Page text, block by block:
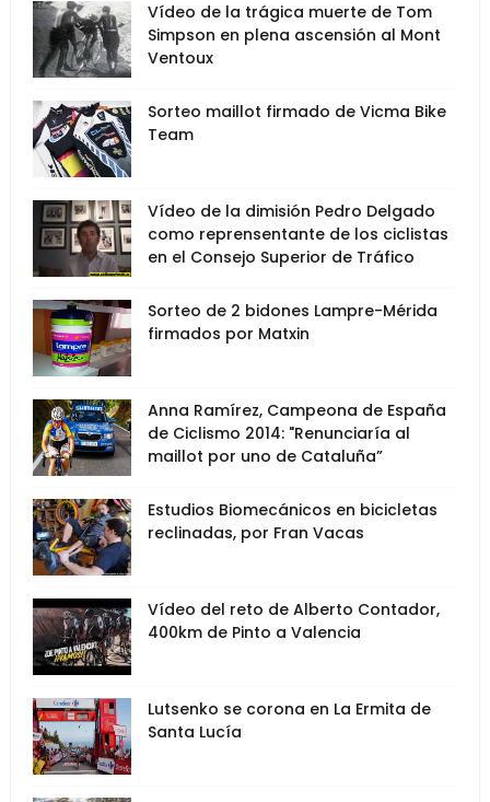
Vídeo de la trágica muerte de Tom
Simpson en plena ascensión al Mont
Ventoux
Sorteo maillot firmado de Vicma Bike
Team
Vídeo de la dimisión Pedro Delgado
como reprensentante de los ciclistas
en el Consejo Superior de Tráfico
Sorteo de 2 bidones Lampre-Mérida
firmados por Matxin
Anna Ramírez, Campeona de España
de Ciclismo 2014: "Renunciaría al
maillot por uno de Cataluña”
Estudios Biomecánicos en bicicletas
reclinadas, por Fran Vacas
Vídeo del reto de Alberto Contador,
400km de Pinto a Valencia
Lutsenko se corona en La Ermita de
Santa Lucía